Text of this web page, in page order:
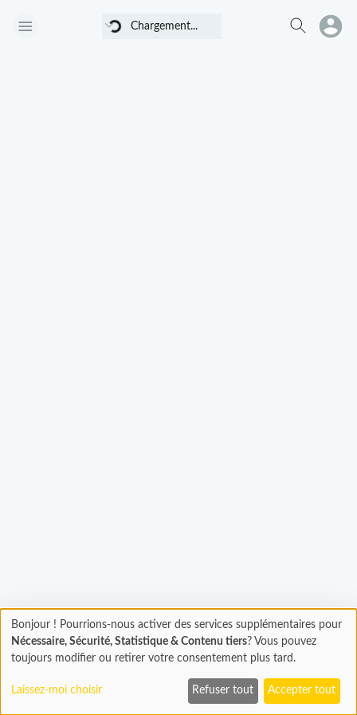
Chargement... Chargement...
Chargement
En cours...
Bonjour ! Pourrions-nous activer des services supplémentaires pour
Nécessaire, Sécurité, Statistique & Contenu tiers? Vous pouvez
toujours modifier ou retirer votre consentement plus tard.
Laissez-moi choisir Refuser tout Accepter tout